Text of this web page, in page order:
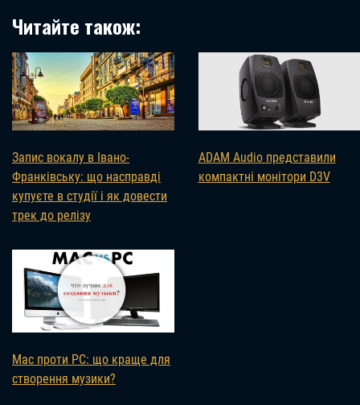
Читайте також:
Запис вокалу в Івано-
Франківську: що насправді
купуєте в студії і як довести
трек до релізу
ADAM Audio представили
компактні монітори D3V
Mac проти PC: що краще для
створення музики?